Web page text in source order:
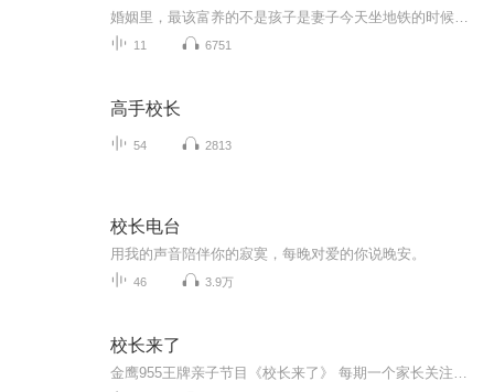
11 6751
高手校长
54 2813
校长电台
用我的声音陪伴你的寂寞，每晚对爱的你说晚安。
46 3.9万
校长来了